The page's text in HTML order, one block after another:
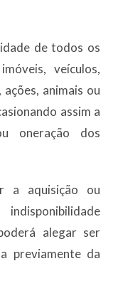
de todos os
veículos,
animais ou
assim a
oneração dos
a aquisição ou
alegar ser
previamente da